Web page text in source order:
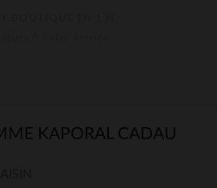
KAPORAL CADAU